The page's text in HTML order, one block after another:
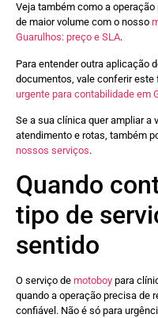
Veja também como a
de maior volume com o nosso
Guarulhos: preço e SLA.
Para entender outra aplicação
documentos, vale conferir este
urgente para contabilidade em
Se a sua clínica quer ampliar a
atendimento e rotas, também
nossos serviços.
Quando
tipo de
sentido
O serviço de motoboy para
quando a operação precisa de
confiável. Não é só para